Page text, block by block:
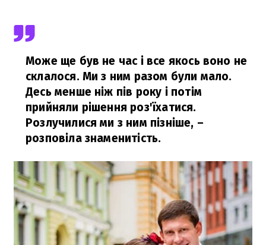
Може ще був не час і все якось воно не
склалося. Ми з ним разом були мало.
Десь менше ніж пів року і потім
прийняли рішення роз'їхатися.
Розлучилися ми з ним пізніше, –
розповіла знаменитість.